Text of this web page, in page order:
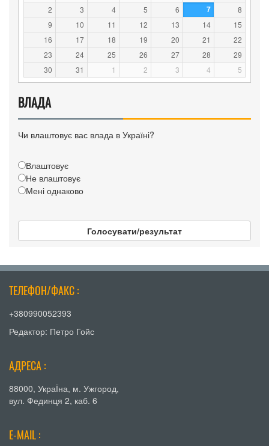
2
3 4 5 6 7
8
9
10 11 12 13 14
15
16
17 18 19 20 21
22
23
24 25 26 27 28
29
30
31 1 2 3 4 5
ВЛАДА
Чи влаштовує вас влада в Україні?
Влаштовує
Не влаштовує
Мені однаково
Голосувати/результат
ТЕЛЕФОН/ФАКС :
+380990052393
Редактор: Петро Гойс
АДРЕСА :
88000, УкраЇна, м. Ужгород,
вул. Фединця 2, каб. 6
E-MAIL :